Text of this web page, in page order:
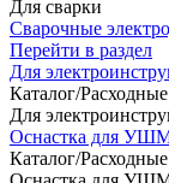
Для сварки
Сварочные
Перейти в раздел
Для
Каталог/
Для
Оснастка для
Каталог/